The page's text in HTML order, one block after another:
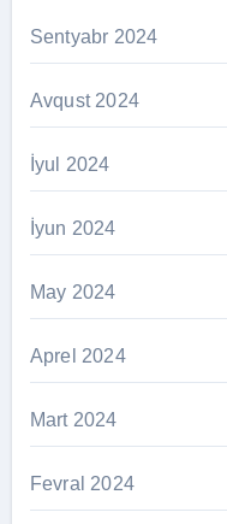
Sentyabr 2024
Avqust 2024
İyul 2024
İyun 2024
May 2024
Aprel 2024
Mart 2024
Fevral 2024